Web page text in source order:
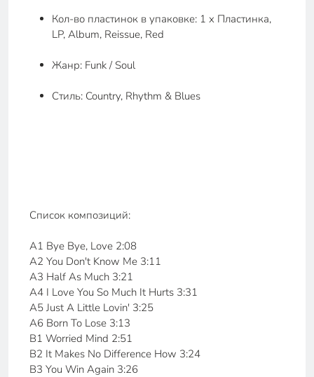
Кол-во пластинок в упаковке: 1 x Пластинка,
LP, Album, Reissue, Red
Жанр: Funk / Soul
Стиль: Country, Rhythm & Blues
Список композиций:
A1 Bye Bye, Love 2:08
A2 You Don't Know Me 3:11
A3 Half As Much 3:21
A4 I Love You So Much It Hurts 3:31
A5 Just A Little Lovin' 3:25
A6 Born To Lose 3:13
B1 Worried Mind 2:51
B2 It Makes No Difference How 3:24
B3 You Win Again 3:26